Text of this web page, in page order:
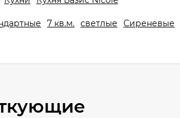
7 кв.м. светлые Сиреневые